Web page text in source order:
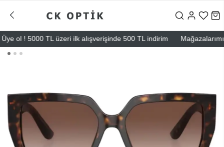
ol ! 5000 TL üzeri ilk alışverişinde 500 TL indirim Mağazalarımız